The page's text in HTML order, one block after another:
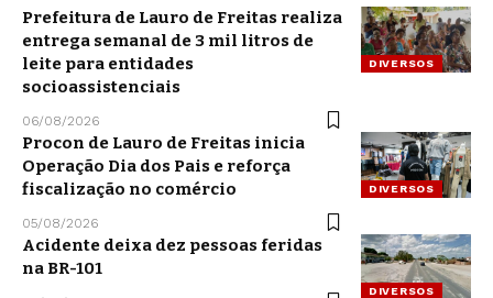
DIVERSOS
Prefeitura de Lauro de Freitas realiza
entrega semanal de 3 mil litros de
leite para entidades
socioassistenciais
06/08/2026
DIVERSOS
Procon de Lauro de Freitas inicia
Operação Dia dos Pais e reforça
fiscalização no comércio
05/08/2026
DIVERSOS
Acidente deixa dez pessoas feridas
na BR-101